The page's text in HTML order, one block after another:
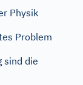
Physik
Problem
sind die